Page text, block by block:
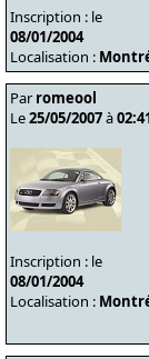
Inscription : le
08/01/2004
Localisation :
Par romeool
Le25/05/2007à
Inscription : le
08/01/2004
Localisation :